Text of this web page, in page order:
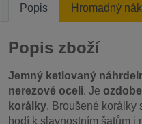
Popis Hromadný
Popis zboží
Jemný ketlovaný
nerezové oceli. Je
korálky. Broušené korálky
hodí k slavnostním šatům i